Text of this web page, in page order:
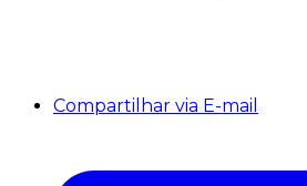
Compartilhar via E-mail